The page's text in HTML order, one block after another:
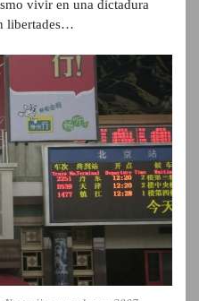
vivir en una dictadura
libertades…